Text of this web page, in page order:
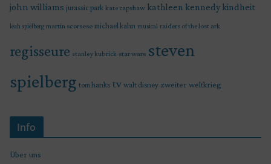
john williams jurassic park kate capshaw kathleen kennedy kindheit
leah spielberg martin scorsese michael kahn musical raiders of the lost ark
regisseure stanley kubrick star wars steven
spielberg tom hanks tv walt disney zweiter weltkrieg
Info
Über uns